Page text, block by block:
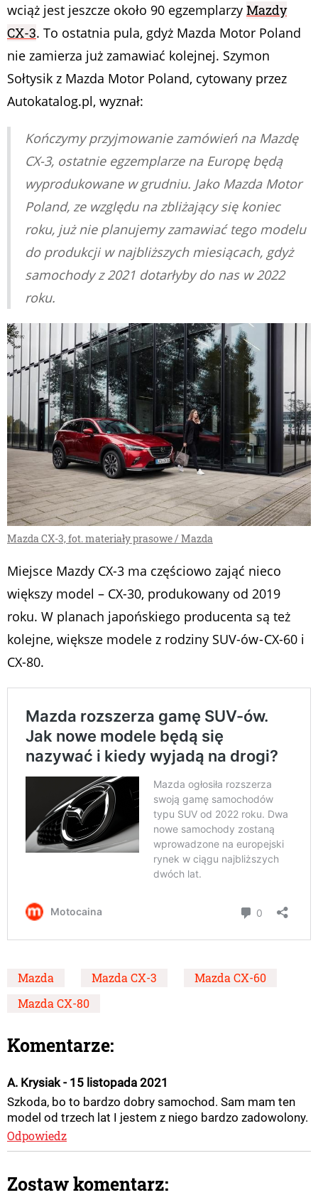
wciąż jest jeszcze około 90 egzemplarzy Mazdy
CX-3. To ostatnia pula, gdyż Mazda Motor Poland
nie zamierza już zamawiać kolejnej. Szymon
Sołtysik z Mazda Motor Poland, cytowany przez
Autokatalog.pl, wyznał:
Kończymy przyjmowanie zamówień na Mazdę
CX-3, ostatnie egzemplarze na Europę będą
wyprodukowane w grudniu. Jako Mazda Motor
Poland, ze względu na zbliżający się koniec
roku, już nie planujemy zamawiać tego modelu
do produkcji w najbliższych miesiącach, gdyż
samochody z 2021 dotarłyby do nas w 2022
roku.
Mazda CX-3, fot. materiały prasowe / Mazda
Miejsce Mazdy CX-3 ma częściowo zająć nieco
większy model – CX-30, produkowany od 2019
roku. W planach japońskiego producenta są też
kolejne, większe modele z rodziny SUV-ów - CX-60 i
CX-80.
Mazda Mazda CX-3
Mazda CX-60
Mazda CX-80
Komentarze:
A. Krysiak - 15 listopada 2021
Szkoda, bo to bardzo dobry samochod. Sam mam ten
model od trzech lat I jestem z niego bardzo zadowolony.
Odpowiedz
Zostaw komentarz: